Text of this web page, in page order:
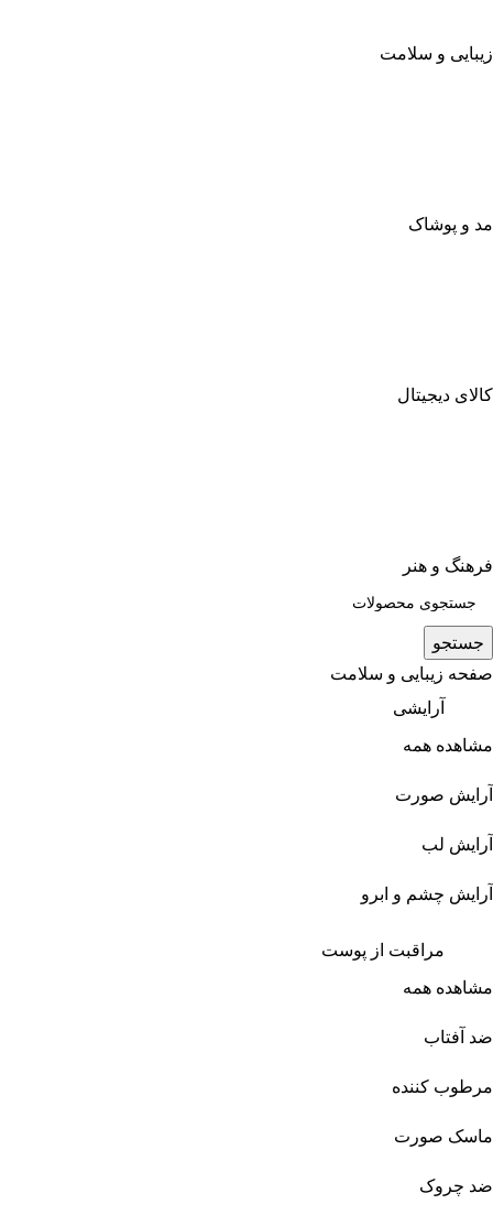
زیبایی و سلامت
مد و پوشاک
کالای دیجیتال
فرهنگ و هنر
جستجو
صفحه زیبایی و سلامت
آرایشی
مشاهده همه
آرایش صورت
آرایش لب
آرایش چشم و ابرو
مراقبت از پوست
مشاهده همه
ضد آفتاب
مرطوب کننده
ماسک صورت
ضد چروک